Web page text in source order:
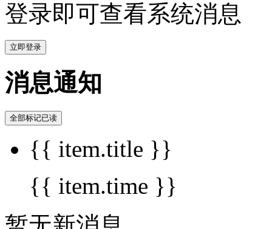
登录即可查看系统消息
立即登录
消息通知
全部标记已读
{{ item.title }}
{{ item.time }}